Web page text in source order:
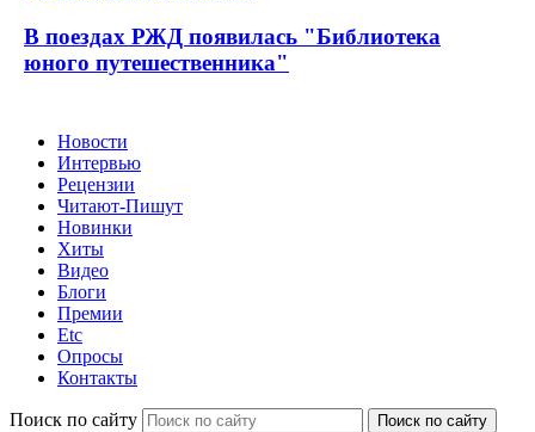
В поездах РЖД появилась "Библиотека
юного путешественника"
Новости
Интервью
Рецензии
Читают-Пишут
Новинки
Хиты
Видео
Блоги
Премии
Etc
Опросы
Контакты
Поиск по сайту